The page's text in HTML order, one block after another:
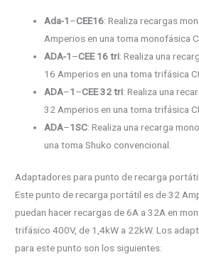
Ada-1–CEE16: Realiza recargas
Amperios en una toma monofásica
ADA-1–CEE 16 tri: Realiza una
16 Amperios en una toma trifásica
ADA–1–CEE 32 tri: Realiza una
32 Amperios en una toma trifásica
ADA–1SC: Realiza una recarga
una toma Shuko convencional.
Adaptadores para punto de recarga
Este punto de recarga portátil es de 32
puedan hacer recargas de 6A a 32A en
trifásico 400V, de 1,4kW a 22kW. Los
para este punto son los siguientes: